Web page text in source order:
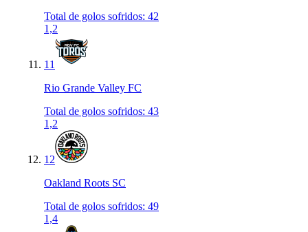
Total de golos sofridos: 42
1,2
11
Rio Grande Valley FC
Total de golos sofridos: 43
1,2
12
Oakland Roots SC
Total de golos sofridos: 49
1,4